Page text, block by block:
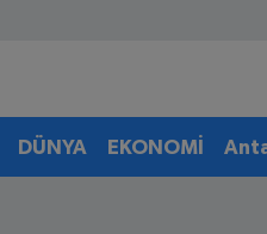
DÜNYA EKONOMİ